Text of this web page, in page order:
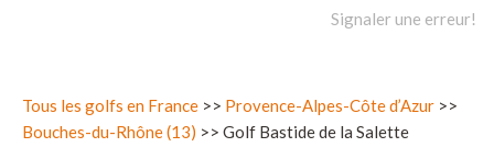
Signaler une erreur!
Tous les golfs en France >> Provence-Alpes-Côte d’Azur >>
Bouches-du-Rhône (13) >> Golf Bastide de la Salette